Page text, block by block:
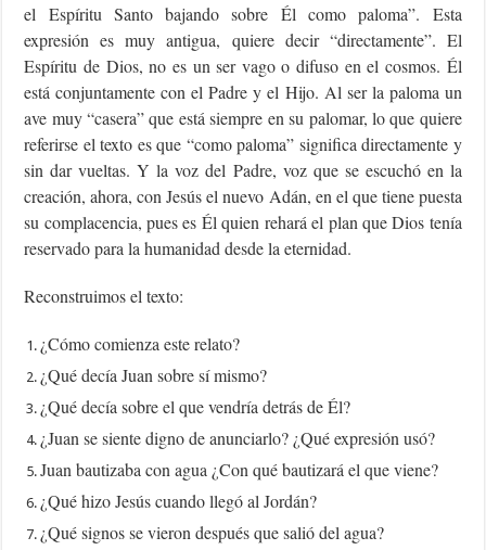
el Espíritu Santo bajando sobre Él como paloma”. Esta
expresión es muy antigua, quiere decir “directamente”. El
Espíritu de Dios, no es un ser vago o difuso en el cosmos. Él
está conjuntamente con el Padre y el Hijo. Al ser la paloma un
ave muy “casera” que está siempre en su palomar, lo que quiere
referirse el texto es que “como paloma” significa directamente y
sin dar vueltas. Y la voz del Padre, voz que se escuchó en la
creación, ahora, con Jesús el nuevo Adán, en el que tiene puesta
su complacencia, pues es Él quien rehará el plan que Dios tenía
reservado para la humanidad desde la eternidad.
Reconstruimos el texto:
¿Cómo comienza este relato?
¿Qué decía Juan sobre sí mismo?
¿Qué decía sobre el que vendría detrás de Él?
¿Juan se siente digno de anunciarlo? ¿Qué expresión usó?
Juan bautizaba con agua ¿Con qué bautizará el que viene?
¿Qué hizo Jesús cuando llegó al Jordán?
¿Qué signos se vieron después que salió del agua?